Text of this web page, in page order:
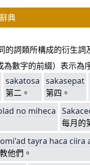
典
的詞類所構成的衍生詞
為數字的前綴）表示為
sakatosa
第二。
sakasepat
第四。
no miheca
每月的
tayra haca ciira
他們。